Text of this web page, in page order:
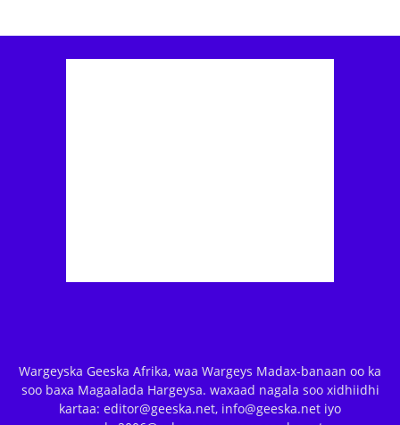
Wargeyska Geeska Afrika, waa Wargeys Madax-banaan oo ka
soo baxa Magaalada Hargeysa. waxaad nagala soo xidhiidhi
kartaa: editor@geeska.net, info@geeska.net iyo